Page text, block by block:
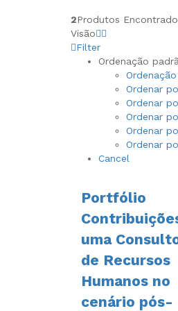
2Produtos
Visão
Filter
Ordenação
Ordenar
Ordenar
Ordenar
Ordenar
Ordenar
Cancel
Portfólio
uma
de Recursos
Humanos no
cenário pós-